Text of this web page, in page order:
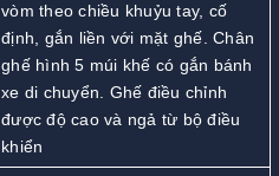
vòm theo chiều khuỷu tay, cố
định, gắn liền với mặt ghế. Chân
ghế hình 5 múi khế có gắn bánh
xe di chuyển. Ghế điều chỉnh
được độ cao và ngả từ bộ điều
khiển